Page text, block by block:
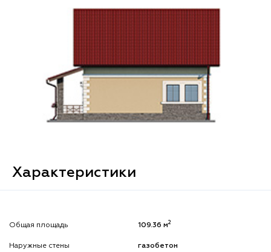
Характеристики
Общая площадь 109.36 м2
Наружные стены газобетон